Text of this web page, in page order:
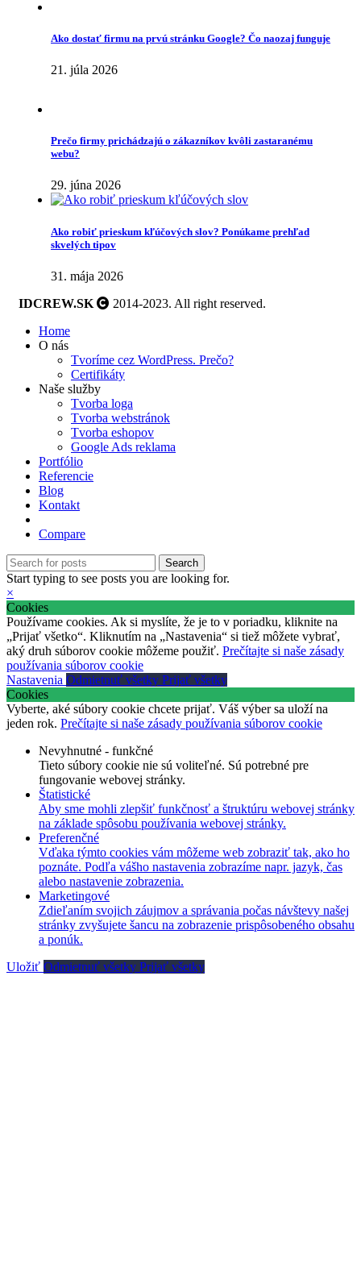
Ako dostať firmu na prvú stránku Google? Čo naozaj funguje
21. júla 2026
Prečo firmy prichádzajú o zákazníkov kvôli zastaranému
webu?
29. júna 2026
Ako robiť prieskum kľúčových slov? Ponúkame prehľad
skvelých tipov
31. mája 2026
IDCREW.SK
2014-2023. All right reserved.
Home
O nás
Tvoríme cez WordPress. Prečo?
Certifikáty
Naše služby
Tvorba loga
Tvorba webstránok
Tvorba eshopov
Google Ads reklama
Portfólio
Referencie
Blog
Kontakt
Compare
Search
Start typing to see posts you are looking for.
×
Cookies
Používame cookies. Ak si myslíte, že je to v poriadku, kliknite na
„Prijať všetko“. Kliknutím na „Nastavenia“ si tiež môžete vybrať,
aký druh súborov cookie môžeme použiť. Prečítajte si naše zásady
používania súborov cookie
Nastavenia Odmietnuť všetky Prijať všetky
Cookies
Vyberte, aké súbory cookie chcete prijať. Váš výber sa uloží na
jeden rok. Prečítajte si naše zásady používania súborov cookie
Nevyhnutné - funkčné
Tieto súbory cookie nie sú voliteľné. Sú potrebné pre
fungovanie webovej stránky.
Štatistické
Aby sme mohli zlepšiť funkčnosť a štruktúru webovej stránky
na základe spôsobu používania webovej stránky.
Preferenčné
Vďaka týmto cookies vám môžeme web zobraziť tak, ako ho
poznáte. Podľa vášho nastavenia zobrazíme napr. jazyk, čas
alebo nastavenie zobrazenia.
Marketingové
Zdieľaním svojich záujmov a správania počas návštevy našej
stránky zvyšujete šancu na zobrazenie prispôsobeného obsahu
a ponúk.
Uložiť Odmietnuť všetky Prijať všetky